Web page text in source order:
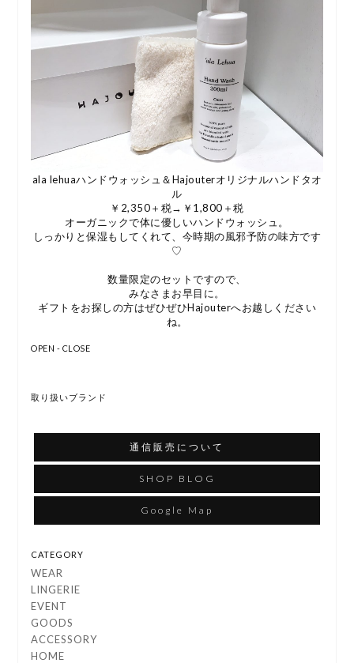
ala lehuaハンドウォッシュ＆Hajouterオリジナルハンドタオ
ル
￥2,350＋税→￥1,800＋税
オーガニックで体に優しいハンドウォッシュ。
しっかりと保湿もしてくれて、今時期の風邪予防の味方です
♡
数量限定のセットですので、
みなさまお早目に。
ギフトをお探しの方はぜひぜひHajouterへお越しください
ね。
OPEN - CLOSE
取り扱いブランド
通信販売について
SHOP BLOG
Google Map
CATEGORY
WEAR
LINGERIE
EVENT
GOODS
ACCESSORY
HOME